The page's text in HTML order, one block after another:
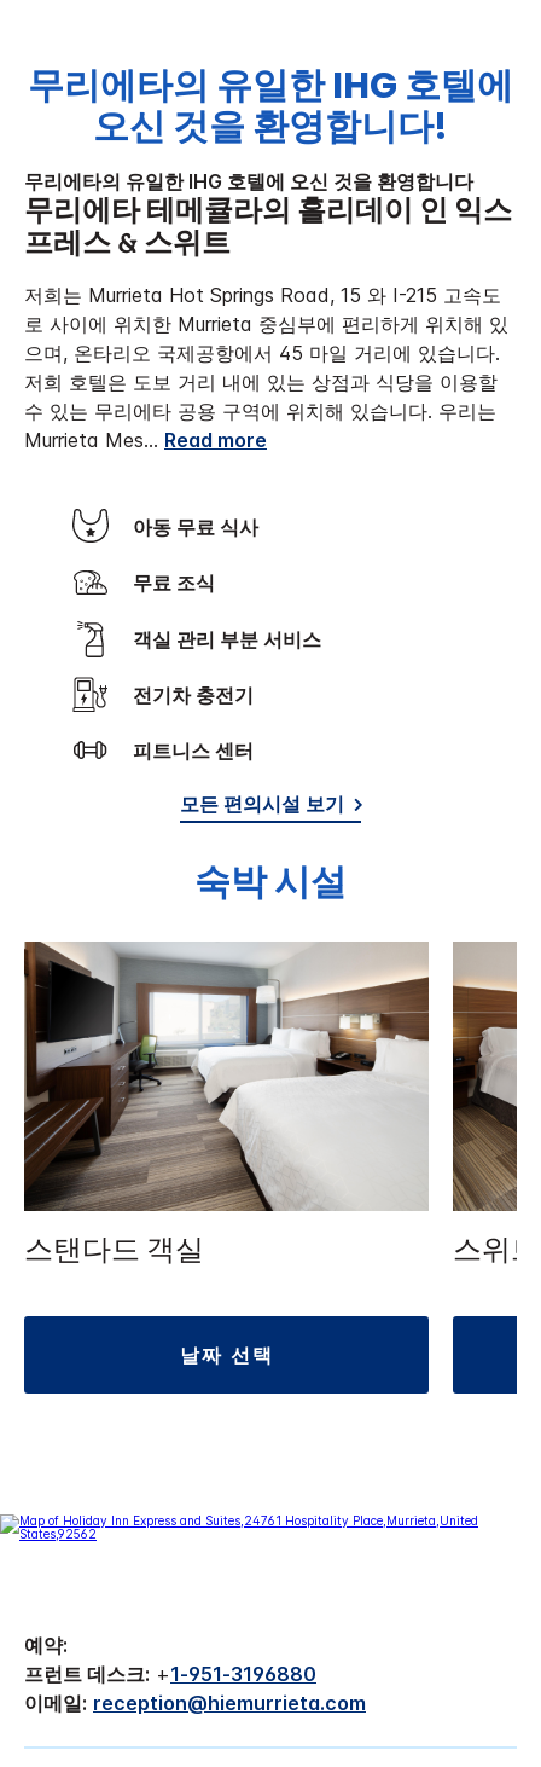
무리에타의 유일한 IHG 호텔에
오신 것을 환영합니다!
무리에타의 유일한 IHG 호텔에 오신 것을 환영합니다
무리에타 테메큘라의 홀리데이 인 익스
프레스 & 스위트
저희는 Murrieta Hot Springs Road, 15 와 I-215 고속도
로 사이에 위치한 Murrieta 중심부에 편리하게 위치해 있
으며, 온타리오 국제공항에서 45 마일 거리에 있습니다.
저희 호텔은 도보 거리 내에 있는 상점과 식당을 이용할
수 있는 무리에타 공용 구역에 위치해 있습니다. 우리는
Murrieta Mes... Read more
아동 무료 식사
무료 조식
객실 관리 부분 서비스
전기차 충전기
피트니스 센터
모든 편의시설 보기
숙박 시설
스탠다드 객실
날짜 선택
스위
예약:
프런트 데스크: +1-951-3196880
이메일: reception@hiemurrieta.com